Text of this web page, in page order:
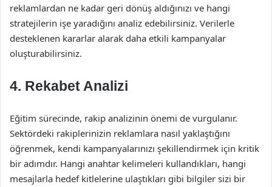
reklamlardan ne kadar geri dönüş aldığınızı ve hangi
stratejilerin işe yaradığını analiz edebilirsiniz. Verilerle
desteklenen kararlar alarak daha etkili kampanyalar
oluşturabilirsiniz.
4. Rekabet Analizi
Eğitim sürecinde, rakip analizinin önemi de vurgulanır.
Sektördeki rakiplerinizin reklamlara nasıl yaklaştığını
öğrenmek, kendi kampanyalarınızı şekillendirmek için kritik
bir adımdır. Hangi anahtar kelimeleri kullandıkları, hangi
mesajlarla hedef kitlelerine ulaştıkları gibi bilgiler sizi bir